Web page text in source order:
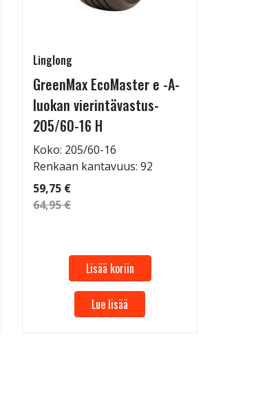
Linglong
GreenMax EcoMaster e -A-
luokan vierintävastus-
205/60-16 H
Koko: 205/60-16
Renkaan kantavuus: 92
59,75 €
64,95 €
Lisää koriin
Lue lisää